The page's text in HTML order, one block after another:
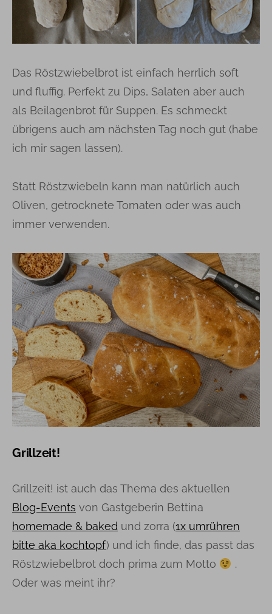
Das Röstzwiebelbrot ist einfach herrlich soft
und fluffig. Perfekt zu Dips, Salaten aber auch
als Beilagenbrot für Suppen. Es schmeckt
übrigens auch am nächsten Tag noch gut (habe
ich mir sagen lassen).
Statt Röstzwiebeln kann man natürlich auch
Oliven, getrocknete Tomaten oder was auch
immer verwenden.
Grillzeit!
Grillzeit! ist auch das Thema des aktuellen
Blog-Events von Gastgeberin Bettina
homemade & baked und zorra (1x umrühren
bitte aka kochtopf) und ich finde, das passt das
Röstzwiebelbrot doch prima zum Motto
.
Oder was meint ihr?